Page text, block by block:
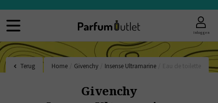
Inloggen
Terug Home Givenchy Insense Ultramarine
Givenchy